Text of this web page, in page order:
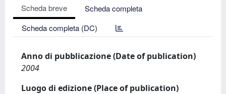
Scheda breve
Scheda completa
Scheda completa (DC)
Anno di pubblicazione (Date of publication)
2004
Luogo di edizione (Place of publication)